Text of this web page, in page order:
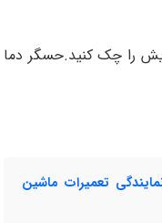
را چک کنید.حسگر دما
تعمیرات ماشین